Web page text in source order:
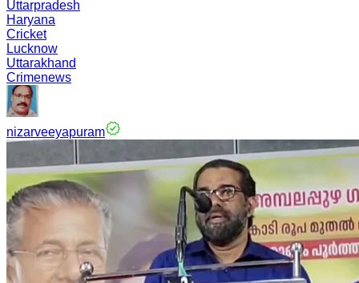
Uttarpradesh
Haryana
Cricket
Lucknow
Uttarakhand
Crimenews
nizarveeyapuram